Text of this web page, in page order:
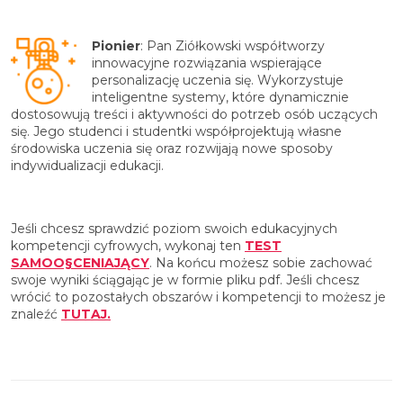
Pionier: Pan Ziółkowski współtworzy
innowacyjne rozwiązania wspierające
personalizację uczenia się. Wykorzystuje
inteligentne systemy, które dynamicznie
dostosowują treści i aktywności do potrzeb osób uczących
się. Jego studenci i studentki współprojektują własne
środowiska uczenia się oraz rozwijają nowe sposoby
indywidualizacji edukacji.
Jeśli chcesz sprawdzić poziom swoich edukacyjnych
kompetencji cyfrowych, wykonaj ten TEST
SAMOO§CENIAJĄCY. Na końcu możesz sobie zachować
swoje wyniki ściągając je w formie pliku pdf. Jeśli chcesz
wrócić to pozostałych obszarów i kompetencji to możesz je
znaleźć TUTAJ.